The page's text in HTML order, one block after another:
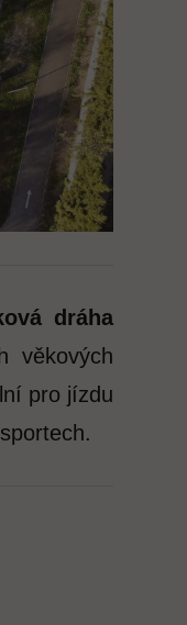
dráha
věkových
pro jízdu